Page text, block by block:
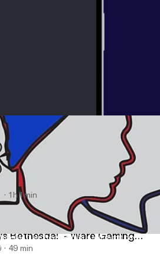
Date Revealed! Plus Microsoft buys
Dreams!" | Ware Gaming
1 h 1 min
Date Revealed! Plus
Bethesda!" - Ware Gaming
49 min